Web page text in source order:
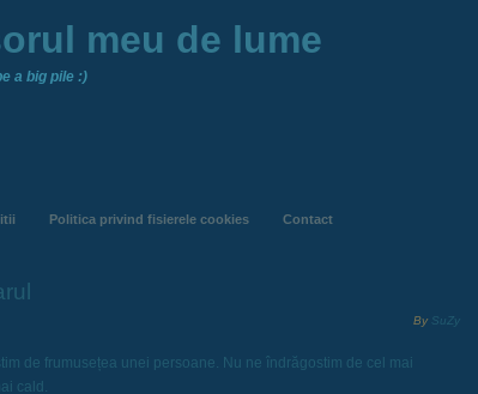
meu de lume
a big pile :)
Politica privind fisierele cookies Contact
By SuZy
de frumusețea unei persoane. Nu ne îndrăgostim de cel mai
cald.